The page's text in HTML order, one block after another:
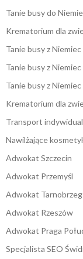
Tanie busy do
Krematorium dla
Tanie busy z
Tanie busy z
Tanie busy z
Krematorium dla
Transport
Nawilżające
Adwokat Szczecin
Adwokat Przemyśl
Adwokat Tarnobrzeg
Adwokat Rzeszów
Adwokat Praga
Specjalista SEO